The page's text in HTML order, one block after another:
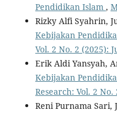
Pendidikan Islam ,
Rizky Alfi Syahrin,
Kebijakan
Vol. 2 No. 2 (2025):
Erik Aldi Yansyah,
Kebijakan
Research: Vol. 2
Reni Purnama